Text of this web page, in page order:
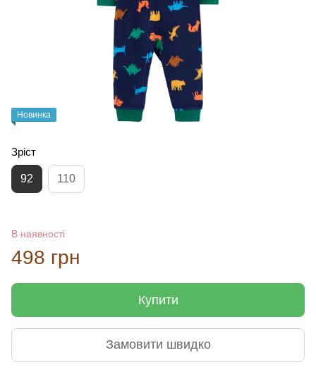
Новинка
Зріст
92 110
В наявності
498 грн
Купити
Замовити швидко